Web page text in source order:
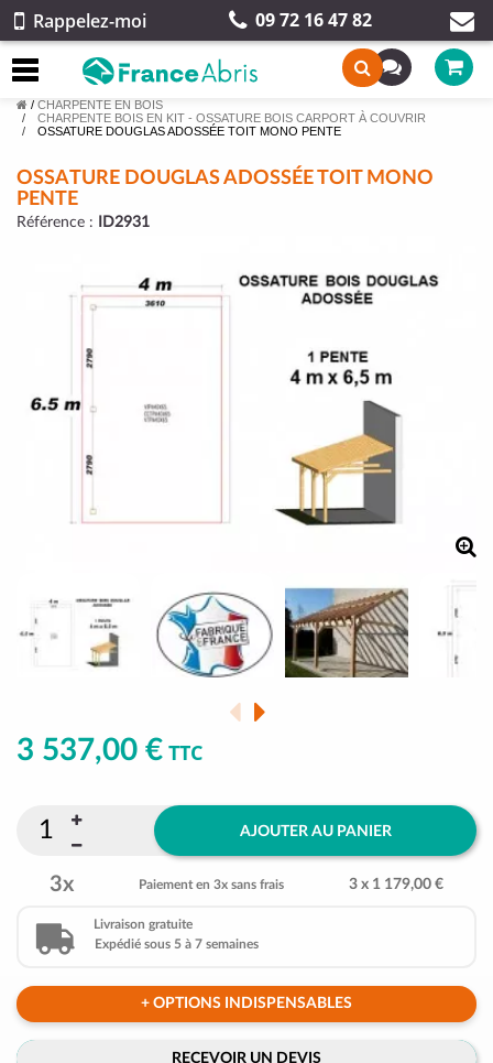
Rappelez-moi 09 72 16 47 82
/ CHARPENTE EN BOIS
CHARPENTE BOIS EN KIT - OSSATURE BOIS CARPORT À COUVRIR
OSSATURE DOUGLAS ADOSSÉE TOIT MONO PENTE
OSSATURE DOUGLAS ADOSSÉE TOIT MONO
PENTE
Référence : ID2931
3 537,00 € TTC
AJOUTER AU PANIER
3x Paiement en 3x sans frais 3 x 1 179,00 €
Livraison gratuite
Expédié sous 5 à 7 semaines
+ OPTIONS INDISPENSABLES
RECEVOIR UN DEVIS